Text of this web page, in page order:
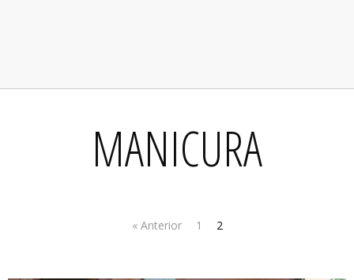
MANICURA
« Anterior 1 2